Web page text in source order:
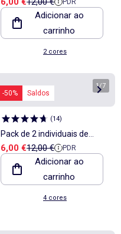
mesa aos quadrados
Adicionar ao
carrinho
2 cores
-50% Saldos
1/7
(14)
Pack de 2 individuais de
mesa estampados 32 x 45
cm - Kiabi Home
Preço de venda
6,00 €Preço de referência
12,00 € PDR
Adicionar ao
carrinho
4 cores